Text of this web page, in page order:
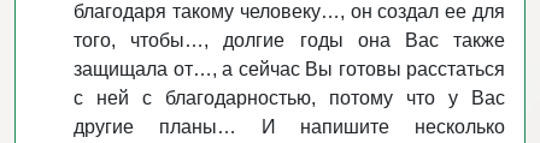
благодаря такому человеку…, он создал ее для
того, чтобы…, долгие годы она Вас также
защищала от…, а сейчас Вы готовы расстаться
с ней с благодарностью, потому что у Вас
другие планы… И напишите несколько